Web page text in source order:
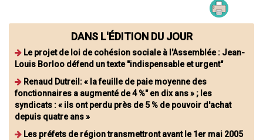
DANS L'ÉDITION DU JOUR
Le projet de loi de cohésion sociale à l'Assemblée : Jean-
Louis Borloo défend un texte "indispensable et urgent"
Renaud Dutreil: « la feuille de paie moyenne des
fonctionnaires a augmenté de 4 %" en dix ans » ; les
syndicats : « ils ont perdu près de 5 % de pouvoir d'achat
depuis quatre ans »
Les préfets de région transmettront avant le 1er mai 2005